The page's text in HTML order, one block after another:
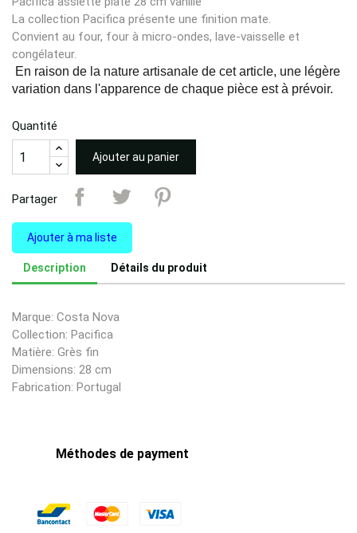
La collection Pacifica présente une finition mate.
Convient au four, four à micro-ondes, lave-vaisselle et
congélateur.
En raison de la nature artisanale de cet article, une légère
variation dans l'apparence de chaque pièce est à prévoir.
Quantité
Ajouter au panier
Partager
Ajouter à ma liste
Description Détails du produit
Marque: Costa Nova
Collection: Pacifica
Matière: Grès fin
Dimensions: 28 cm
Fabrication: Portugal
Méthodes de payment